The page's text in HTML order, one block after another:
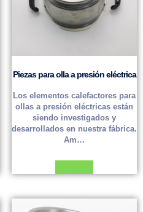
Piezas para olla a presión eléctrica
Los elementos calefactores para
ollas a presión eléctricas están
siendo investigados y
desarrollados en nuestra fábrica.
Am…